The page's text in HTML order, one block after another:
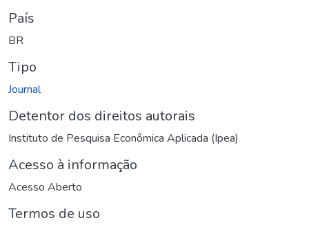
País
BR
Tipo
Journal
Detentor dos direitos autorais
Instituto de Pesquisa Econômica Aplicada (Ipea)
Acesso à informação
Acesso Aberto
Termos de uso